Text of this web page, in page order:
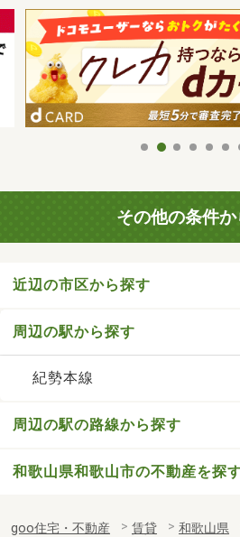
その他の条件
近辺の市区から探す
周辺の駅から探す
紀勢本線
周辺の駅の路線から探す
和歌山県和歌山市の不動産を探
goo住宅・不動産 賃貸 和歌山県